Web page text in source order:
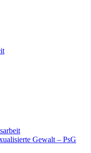
Gewalt – PsG